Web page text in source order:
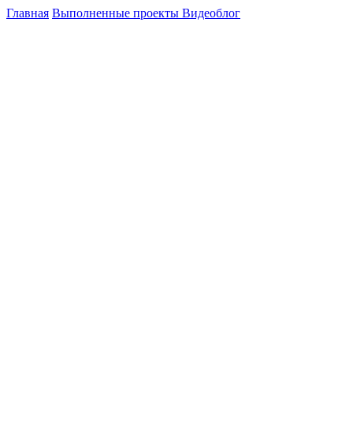
Главная Выполненные проекты Видеоблог